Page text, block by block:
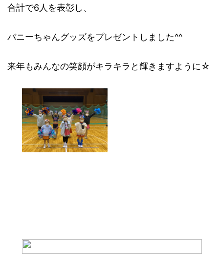
合計で6人を表彰し、
バニーちゃんグッズをプレゼントしました^^
来年もみんなの笑顔がキラキラと輝きますように☆